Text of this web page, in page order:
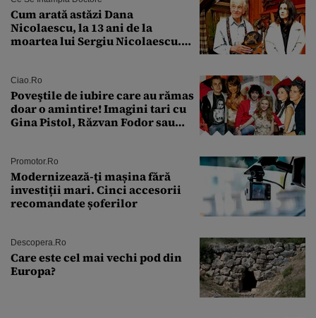
Cum arată astăzi Dana
Nicolaescu, la 13 ani de la
moartea lui Sergiu Nicolaescu.
Ciao.ro
Poveştile de iubire care au rămas
doar o amintire! Imagini tari cu
Gina Pistol, Răzvan Fodor sau
Promotor.ro
Modernizează-ți mașina fără
investiții mari. Cinci accesorii
recomandate șoferilor
Descopera.ro
Care este cel mai vechi pod din
Europa?